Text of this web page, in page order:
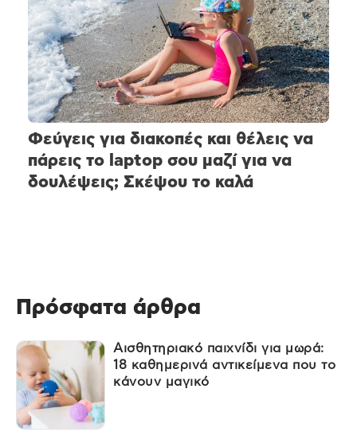
Φεύγεις για διακοπές και θέλεις να
πάρεις το laptop σου μαζί για να
δουλέψεις; Σκέψου το καλά
Πρόσφατα άρθρα
Αισθητηριακό παιχνίδι για μωρά:
18 καθημερινά αντικείμενα που το
κάνουν μαγικό